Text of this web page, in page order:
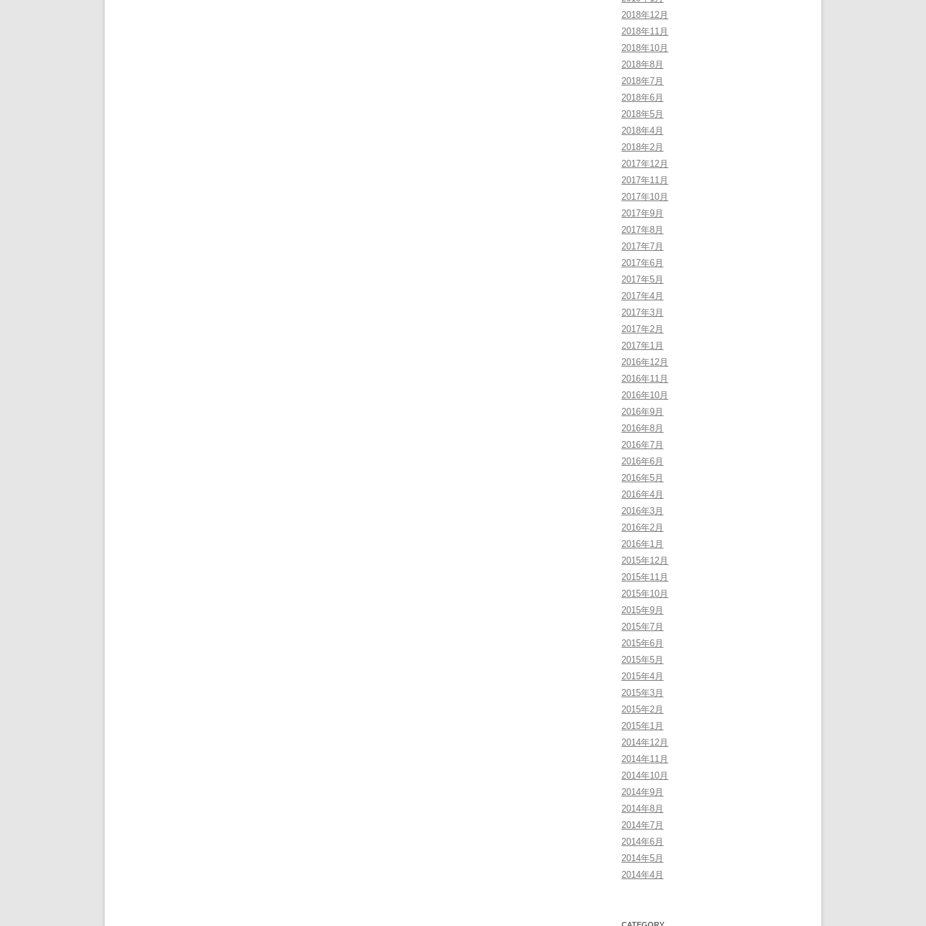
2018年12月
2018年11月
2018年10月
2018年8月
2018年7月
2018年6月
2018年5月
2018年4月
2018年2月
2017年12月
2017年11月
2017年10月
2017年9月
2017年8月
2017年7月
2017年6月
2017年5月
2017年4月
2017年3月
2017年2月
2017年1月
2016年12月
2016年11月
2016年10月
2016年9月
2016年8月
2016年7月
2016年6月
2016年5月
2016年4月
2016年3月
2016年2月
2016年1月
2015年12月
2015年11月
2015年10月
2015年9月
2015年7月
2015年6月
2015年5月
2015年4月
2015年3月
2015年2月
2015年1月
2014年12月
2014年11月
2014年10月
2014年9月
2014年8月
2014年7月
2014年6月
2014年5月
2014年4月